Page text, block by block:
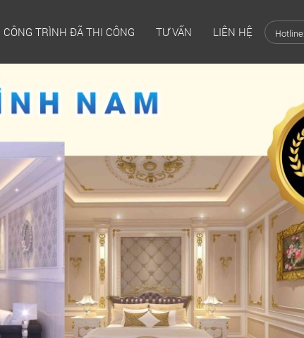
CÔNG TRÌNH ĐÃ THI CÔNG TƯ VẤN LIÊN HỆ Hotline: